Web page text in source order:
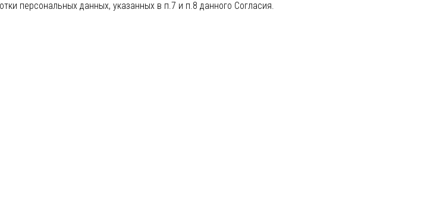
персональных данных, указанных в п.7 и п.8 данного Согласия.